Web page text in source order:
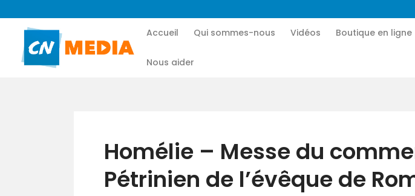
Accueil Qui sommes-nous Vidéos Boutique en ligne
Nous aider
Nous
Homélie – Messe du
Pétrinien de l’évêque de